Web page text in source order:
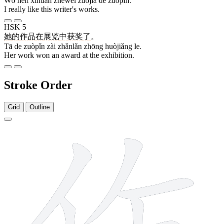
I really like this writer's works.
HSK 5
她的作品在展览中获奖了 。
Tā de zuòpǐn zài zhǎnlǎn zhōng huòjiǎng le.
Her work won an award at the exhibition.
Stroke Order
Grid Outline